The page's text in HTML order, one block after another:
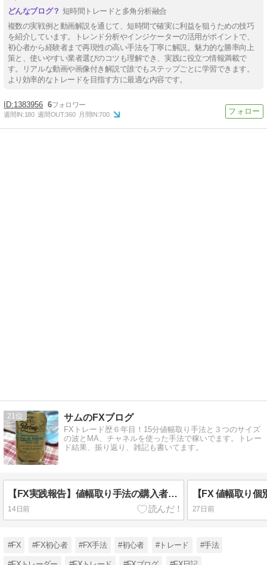
短時間トレードと多角分析融合
複数の実戦例と動画解説を通じて、短時間で確実に利益を狙うための技巧
を紹介しています。トレンド分析やインジケーターの活用がポイントで、
初心者から経験者まで再現性の高い手法を丁寧に解説。魅力的な勝率向上
策と、使いやすい業者選びのコツも理解でき、実践に役立つ情報満載で
す。リアルな動画や画像付き解説で誰でもステップごとに学習できます。
より効率的なトレードを目指す方に最適な内容です。
1383956 6
週間IN:180 週間OUT:360 月間IN:700
21 サムのFXブログ
FXトレード歴６年目！15分値幅取り手法と３つのサイズ
の波とMA、チャネルを使った手法で稼いでます。トレー
ド結果、振り返り、雑記も書いてます。
【FX実践報告】値幅取り手法の購入者から６月の結果報告！月間+1200pipsを達成したリアルな軌跡
14日前
【FX 値幅取り
27日前
#FX #FX初心者 #FX手法 #初心者 #トレード #手法